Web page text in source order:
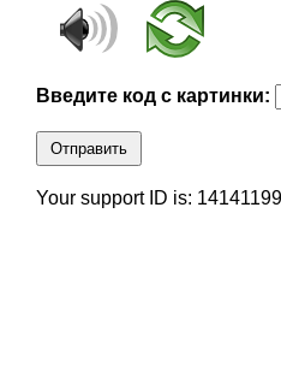
Введите код с картинки:
Отправить
Your support ID is: